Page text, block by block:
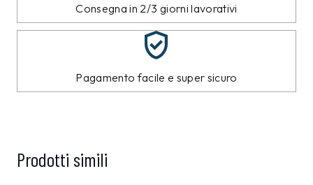
Consegna in 2/3 giorni lavorativi
Pagamento facile e super sicuro
Prodotti simili